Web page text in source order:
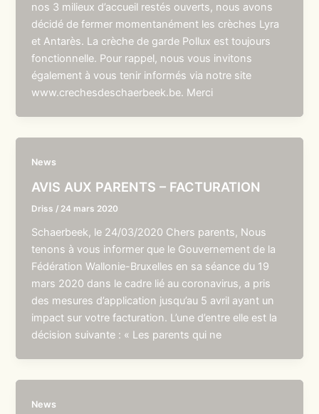
nos 3 milieux d’accueil restés ouverts, nous avons
décidé de fermer momentanément les crèches Lyra
et Antarès. La crèche de garde Pollux est toujours
fonctionnelle. Pour rappel, nous vous invitons
également à vous tenir informés via notre site
www.crechesdeschaerbeek.be. Merci
News
AVIS AUX PARENTS – FACTURATION
Driss / 24 mars 2020
Schaerbeek, le 24/03/2020 Chers parents, Nous
tenons à vous informer que le Gouvernement de la
Fédération Wallonie-Bruxelles en sa séance du 19
mars 2020 dans le cadre lié au coronavirus, a pris
des mesures d’application jusqu’au 5 avril ayant un
impact sur votre facturation. L’une d’entre elle est la
décision suivante : « Les parents qui ne
News